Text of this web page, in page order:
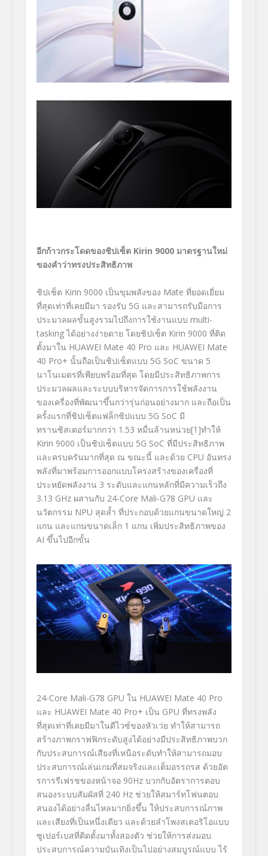
อีกก้าวกระโดดของชิปเซ็ต Kirin 9000 มาตรฐานใหม่
ของคำว่าทรงประสิทธิภาพ
ชิปเซ็ต Kirin 9000 เป็นขุมพลังของ Mate ที่ยอดเยี่ยม
ที่สุดเท่าที่เคยมีมา รองรับ 5G และสามารถรับมือการ
ประมวลผลขั้นสูงรวมไปถึงการใช้งานแบบ multi-
tasking ได้อย่างง่ายดาย โดยชิปเซ็ต Kirin 9000 ที่ติด
ตั้งมาใน HUAWEI Mate 40 Pro และ HUAWEI Mate
40 Pro+ นั้นถือเป็นชิปเซ็ตแบบ 5G SoC ขนาด 5
นาโนเมตรที่เพียบพร้อมที่สุด โดยมีประสิทธิภาพการ
ประมวลผลและระบบบริหารจัดการการใช้พลังงาน
ของเครื่องที่พัฒนาขึ้นกว่ารุ่นก่อนอย่างมาก และถือเป็น
ครั้งแรกที่ชิปเซ็ตแฟล็กชิปแบบ 5G SoC มี
ทรานซิสเตอร์มากกว่า 1.53 หมื่นล้านหน่วย[1]ทำให้
Kirin 9000 เป็นชิปเซ็ตแบบ 5G SoC ที่มีประสิทธิภาพ
และครบครันมากที่สุด ณ ขณะนี้ และด้วย CPU อันทรง
พลังที่มาพร้อมการออกแบบโครงสร้างของเครื่องที่
ประหยัดพลังงาน 3 ระดับและแกนหลักที่มีความเร็วถึง
3.13 GHz ผสานกับ 24-Core Mali-G78 GPU และ
นวัตกรรม NPU สุดล้ำ ที่ประกอบด้วยแกนขนาดใหญ่ 2
แกน และแกนขนาดเล็ก 1 แกน เพิ่มประสิทธิภาพของ
AI ขึ้นไปอีกขั้น
24-Core Mali-G78 GPU ใน HUAWEI Mate 40 Pro
และ HUAWEI Mate 40 Pro+ เป็น GPU ที่ทรงพลัง
ที่สุดเท่าที่เคยมีมาในดีไวซ์ของหัวเว่ย ทำให้สามารถ
สร้างภาพกราฟฟิกระดับสูงได้อย่างมีประสิทธิภาพบวก
กับประสบการณ์เสียงที่เหนือระดับทำให้สามารถมอบ
ประสบการณ์เล่นเกมที่สมจริงและเต็มอรรถรส ด้วยอัต
รการรีเฟรชของหน้าจอ 90Hz บวกกับอัตราการตอบ
สนองระบบสัมผัสที่ 240 Hz ช่วยให้สมาร์ทโฟนตอบ
สนองได้อย่างลื่นไหลมากยิ่งขึ้น ให้ประสบการณ์ภาพ
และเสียงที่เป็นหนึ่งเดียว และด้วยลำโพงสเตอริโอแบบ
ซูเปอร์เบสที่ติดตั้งมาทั้งสองตัว ช่วยให้การส่งมอบ
ประสบการณ์ความบันเทิงเป็นไปอย่างสมบูรณ์แบบ ไร้